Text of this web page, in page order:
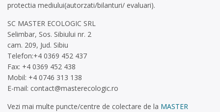
protectia mediului(autorzati/bilanturi/ evaluari).
SC MASTER ECOLOGIC SRL
Selimbar, Sos. Sibiului nr. 2
cam. 209, Jud. Sibiu
Telefon:+4 0369 452 437
Fax: +4 0369 452 438
Mobil: +4 0746 313 138
E-mail: contact@masterecologic.ro
Vezi mai multe puncte/centre de colectare de la MASTER